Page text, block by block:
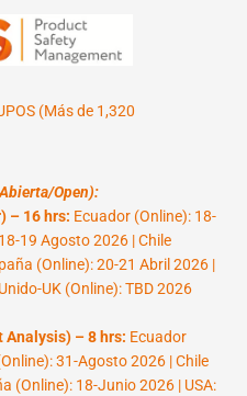
(Más de 1,320
Open):
– 16 hrs: Ecuador (Online): 18-
19 Agosto 2026 | Chile
(Online): 20-21 Abril 2026 |
UK (Online): TBD 2026
Analysis) – 8 hrs: Ecuador
31-Agosto 2026 | Chile
(Online): 18-Junio 2026 | USA: